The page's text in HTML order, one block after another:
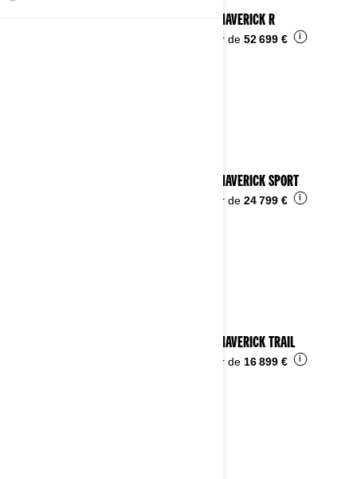
2025 MAVERICK R
À partir de 52 699 € i
2025 MAVERICK SPORT
À partir de 24 799 € i
2025 MAVERICK TRAIL
À partir de 16 899 € i